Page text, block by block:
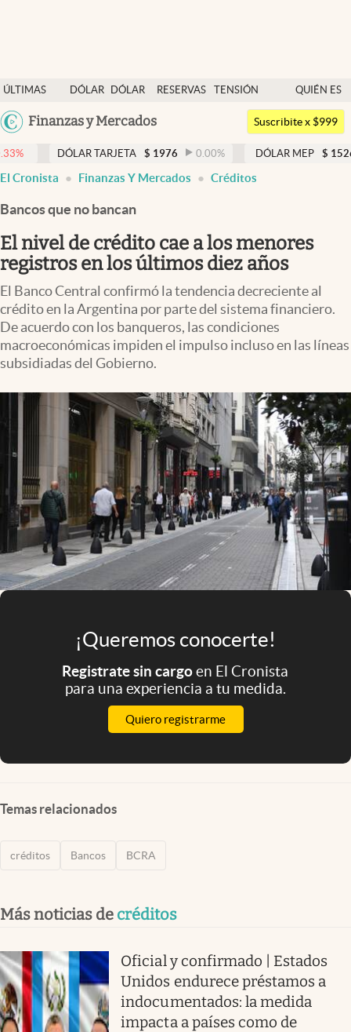
ÚLTIMAS
NOTICIAS
DÓLAR
DÓLAR
RESERVAS
TENSIÓN
GEOPOLÍTICA
QUIÉN ES
QUIÉN
Argentina
Uruguay
Finanzas y Mercados
Dólar
Members
Economía y Política
Finanzas y Mercados
Mercados Online
Negocios
Columnistas
Apertura
Infotechnology
Clase
Mundial 2026
Eventos Corporativos
El Cronista Studio
abre en nueva pestaña
Argentina
Suscribite x $999
TARJETA $ 1976 0.00% DÓLAR MEP $ 1526,03 0.43
El Cronista Finanzas Y Mercados Créditos
Bancos que no bancan
El nivel de crédito cae a los menores
registros en los últimos diez años
El Banco Central confirmó la tendencia decreciente al
crédito en la Argentina por parte del sistema financiero.
De acuerdo con los banqueros, las condiciones
macroeconómicas impiden el impulso incluso en las líneas
subsidiadas del Gobierno.
¡Queremos conocerte!
Registrate sin cargoen El Cronista
para una experiencia a tu medida.
Quiero registrarme
Temas relacionados
créditos Bancos BCRA
Más noticias de créditos
Oficial y confirmado | Estados
Unidos endurece préstamos a
indocumentados: la medida
impacta a países como de